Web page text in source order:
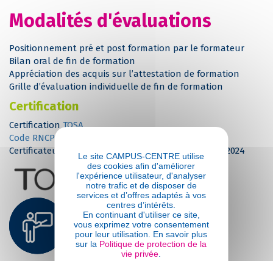
Modalités d'évaluations
Positionnement pré et post formation par le formateur
Bilan oral de fin de formation
Appréciation des acquis sur l’attestation de formation
Grille d’évaluation individuelle de fin de formation
Certification
CertificationTOSA
Code RNCP : RS6955 – Tosa AutoCAD
Certificateur : ISOGRAD – enregistré le 19 décembre 2024
Suivi et moyens
pédagogiques
Pédagogie
Le site CAMPUS-CENTRE utilise
des cookies afin d'améliorer
l'expérience utilisateur, d'analyser
notre trafic et de disposer de
services et d’offres adaptés à vos
centres d’intérêts.
En continuant d'utiliser ce site,
vous exprimez votre consentement
pour leur utilisation. En savoir plus
sur la Politique de protection de la
vie privée